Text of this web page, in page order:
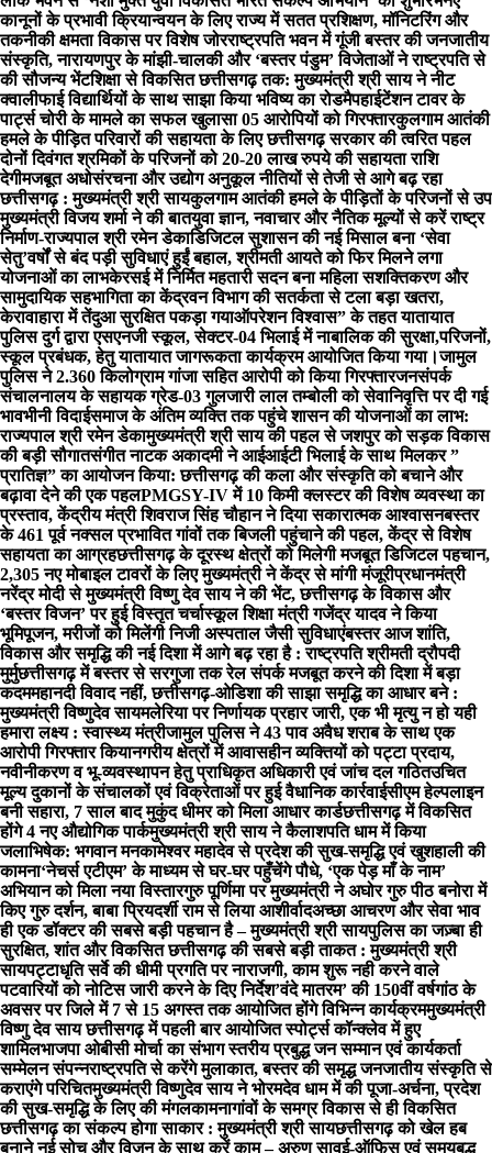
कानूनों के प्रभावी क्रियान्वयन के लिए राज्य में सतत प्रशिक्षण, मॉनिटरिंग और
तकनीकी क्षमता विकास पर विशेष जोरराष्ट्रपति भवन में गूंजी बस्तर की जनजातीय
संस्कृति, नारायणपुर के मांझी-चालकी और ‘बस्तर पंडुम’ विजेताओं ने राष्ट्रपति से
की सौजन्य भेंटशिक्षा से विकसित छत्तीसगढ़ तक: मुख्यमंत्री श्री साय ने नीट
क्वालीफाई विद्यार्थियों के साथ साझा किया भविष्य का रोडमैपहाईटेंशन टावर के
पार्ट्स चोरी के मामले का सफल खुलासा 05 आरोपियों को गिरफ्तारकुलगाम आतंकी
हमले के पीड़ित परिवारों की सहायता के लिए छत्तीसगढ़ सरकार की त्वरित पहल
दोनों दिवंगत श्रमिकों के परिजनों को 20-20 लाख रुपये की सहायता राशि
देगीमजबूत अधोसंरचना और उद्योग अनुकूल नीतियों से तेजी से आगे बढ़ रहा
छत्तीसगढ़ : मुख्यमंत्री श्री सायकुलगाम आतंकी हमले के पीड़ितों के परिजनों से उप
मुख्यमंत्री विजय शर्मा ने की बातयुवा ज्ञान, नवाचार और नैतिक मूल्यों से करें राष्ट्र
निर्माण-राज्यपाल श्री रमेन डेका​डिजिटल सुशासन की नई मिसाल बना ‘सेवा
सेतु’वर्षों से बंद पड़ी सुविधाएं हुईं बहाल, श्रीमती आयते को फिर मिलने लगा
योजनाओं का लाभकेरसई में निर्मित महतारी सदन बना महिला सशक्तिकरण और
सामुदायिक सहभागिता का केंद्रवन विभाग की सतर्कता से टला बड़ा खतरा,
केरावाहारा में तेंदुआ सुरक्षित पकड़ा गयाऑपरेशन विश्वास” के तहत यातायात
पुलिस दुर्ग द्वारा एसएनजी स्कूल, सेक्टर-04 भिलाई में नाबालिक की सुरक्षा,परिजनों,
स्कूल प्रबंधक, हेतु यातायात जागरूकता कार्यक्रम आयोजित किया गया।जामुल
पुलिस ने 2.360 किलोग्राम गांजा सहित आरोपी को किया गिरफ्तारजनसंपर्क
संचालनालय के सहायक ग्रेड-03 गुलजारी लाल तम्बोली को सेवानिवृत्ति पर दी गई
भावभीनी विदाईसमाज के अंतिम व्यक्ति तक पहुंचे शासन की योजनाओं का लाभ:
राज्यपाल श्री रमेन डेकामुख्यमंत्री श्री साय की पहल से जशपुर को सड़क विकास
की बड़ी सौगातसंगीत नाटक अकादमी ने आईआईटी भिलाई के साथ मिलकर ”
प्रातिज्ञ” का आयोजन किया: छत्तीसगढ़ की कला और संस्कृति को बचाने और
बढ़ावा देने की एक पहलPMGSY-IV में 10 किमी क्लस्टर की विशेष व्यवस्था का
प्रस्ताव, केंद्रीय मंत्री शिवराज सिंह चौहान ने दिया सकारात्मक आश्वासनबस्तर
के 461 पूर्व नक्सल प्रभावित गांवों तक बिजली पहुंचाने की पहल, केंद्र से विशेष
सहायता का आग्रहछत्तीसगढ़ के दूरस्थ क्षेत्रों को मिलेगी मजबूत डिजिटल पहचान,
2,305 नए मोबाइल टावरों के लिए मुख्यमंत्री ने केंद्र से मांगी मंजूरीप्रधानमंत्री
नरेंद्र मोदी से मुख्यमंत्री विष्णु देव साय ने की भेंट, छत्तीसगढ़ के विकास और
‘बस्तर विजन’ पर हुई विस्तृत चर्चास्कूल शिक्षा मंत्री गजेंद्र यादव ने किया
भूमिपूजन, मरीजों को मिलेंगी निजी अस्पताल जैसी सुविधाएंबस्तर आज शांति,
विकास और समृद्धि की नई दिशा में आगे बढ़ रहा है : राष्ट्रपति श्रीमती द्रौपदी
मुर्मुछत्तीसगढ़ में बस्तर से सरगुजा तक रेल संपर्क मजबूत करने की दिशा में बड़ा
कदममहानदी विवाद नहीं, छत्तीसगढ़-ओडिशा की साझा समृद्धि का आधार बने :
मुख्यमंत्री विष्णुदेव सायमलेरिया पर निर्णायक प्रहार जारी, एक भी मृत्यु न हो यही
हमारा लक्ष्य : स्वास्थ्य मंत्रीजामुल पुलिस ने 43 पाव अवैध शराब के साथ एक
आरोपी गिरफ्तार कियानगरीय क्षेत्रों में आवासहीन व्यक्तियों को पट्टा प्रदाय,
नवीनीकरण व भू-व्यवस्थापन हेतु प्राधिकृत अधिकारी एवं जांच दल गठितउचित
मूल्य दुकानों के संचालकों एवं विक्रेताओं पर हुई वैधानिक कार्रवाईसीएम हेल्पलाइन
बनी सहारा, 7 साल बाद मुकुंद धीमर को मिला आधार कार्डछत्तीसगढ़ में विकसित
होंगे 4 नए औद्योगिक पार्कमुख्यमंत्री श्री साय ने कैलाशपति धाम में किया
जलाभिषेक: भगवान मनकामेश्वर महादेव से प्रदेश की सुख-समृद्धि एवं खुशहाली की
कामना‘नेचर्स एटीएम’ के माध्यम से घर-घर पहुँचेंगे पौधे, ‘एक पेड़ माँ के नाम’
अभियान को मिला नया विस्तारगुरु पूर्णिमा पर मुख्यमंत्री ने अघोर गुरु पीठ बनोरा में
किए गुरु दर्शन, बाबा प्रियदर्शी राम से लिया आशीर्वादअच्छा आचरण और सेवा भाव
ही एक डॉक्टर की सबसे बड़ी पहचान है – मुख्यमंत्री श्री सायपुलिस का जज़्बा ही
सुरक्षित, शांत और विकसित छत्तीसगढ़ की सबसे बड़ी ताकत : मुख्यमंत्री श्री
सायपट्टाधृति सर्वे की धीमी प्रगति पर नाराजगी, काम शुरू नही करने वाले
पटवारियों को नोटिस जारी करने के दिए निर्देश’वंदे मातरम’ की 150वीं वर्षगांठ के
अवसर पर जिले में 7 से 15 अगस्त तक आयोजित होंगे विभिन्न कार्यक्रममुख्यमंत्री
विष्णु देव साय छत्तीसगढ़ में पहली बार आयोजित स्पोर्ट्स कॉन्क्लेव में हुए
शामिलभाजपा ओबीसी मोर्चा का संभाग स्तरीय प्रबुद्ध जन सम्मान एवं कार्यकर्ता
सम्मेलन संपन्नराष्ट्रपति से करेंगे मुलाकात, बस्तर की समृद्ध जनजातीय संस्कृति से
कराएंगे परिचितमुख्यमंत्री विष्णुदेव साय ने भोरमदेव धाम में की पूजा-अर्चना, प्रदेश
की सुख-समृद्धि के लिए की मंगलकामनागांवों के समग्र विकास से ही विकसित
छत्तीसगढ़ का संकल्प होगा साकार : मुख्यमंत्री श्री सायछत्तीसगढ़ को खेल हब
बनाने नई सोच और विजन के साथ करें काम – अरुण सावई-ऑफिस एवं समयबद्ध